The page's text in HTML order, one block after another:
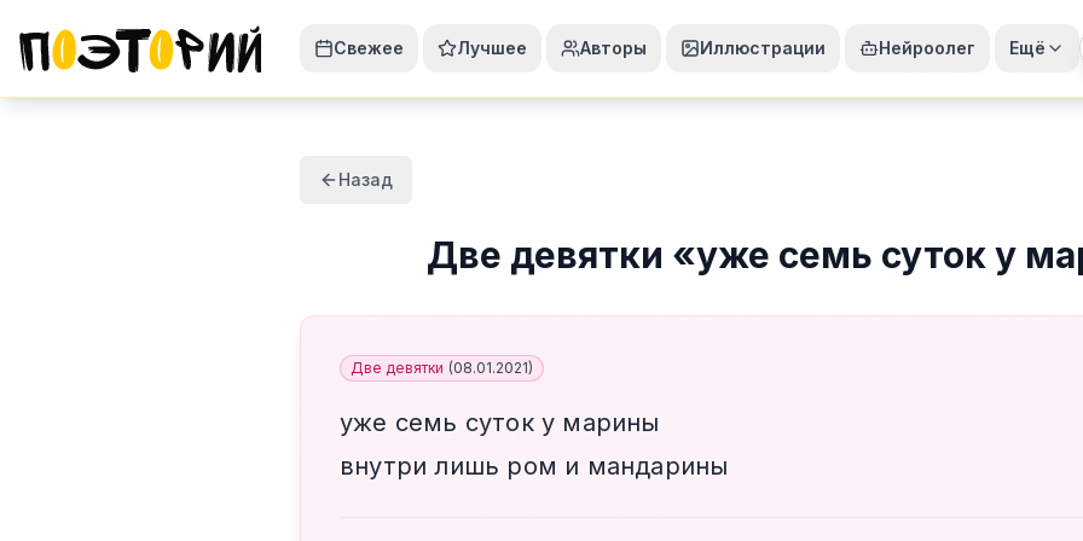
Свежее Лучшее Авторы Иллюстрации Нейроолег Ещё
Назад
Две девятки «уже семь суток у
Две девятки (08.01.2021)
уже семь суток у марины
внутри лишь ром и мандарины